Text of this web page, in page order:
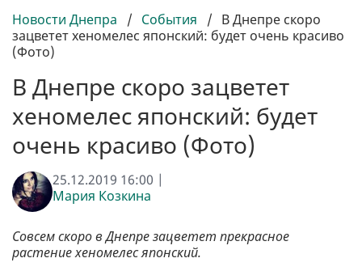
Новости Днепра / События / В Днепре скоро
зацветет хеномелес японский: будет очень красиво
(Фото)
В Днепре скоро зацветет
хеномелес японский: будет
очень красиво (Фото)
25.12.2019 16:00 |
Мария Козкина
Совсем скоро в Днепре зацветет прекрасное
растение хеномелес японский.